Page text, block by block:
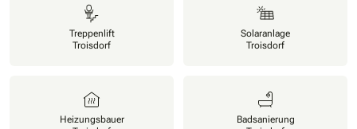
Treppenlift
Troisdorf
Solaranlage
Troisdorf
Heizungsbauer
Badsanierung